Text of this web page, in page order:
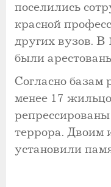
поселились
красной
других вузов. В
были
Согласно базам
менее 17
террора. Двоим
установили